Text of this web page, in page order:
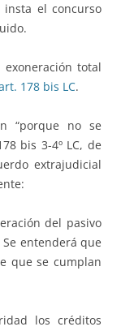
el concurso
total
178 bis LC.
“porque no se
bis 3-4º LC, de
extrajudicial
del pasivo
entenderá que
que se cumplan
los créditos